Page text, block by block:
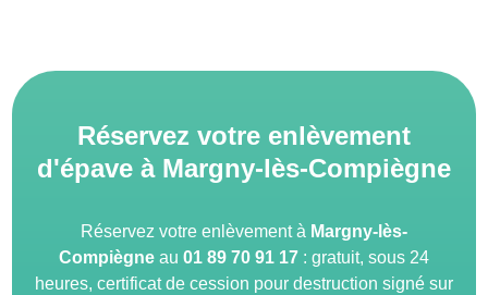
Réservez votre enlèvement
d'épave à Margny-lès-Compiègne
Réservez votre enlèvement à Margny-lès-
Compiègne au 01 89 70 91 17 : gratuit, sous 24
heures, certificat de cession pour destruction signé sur